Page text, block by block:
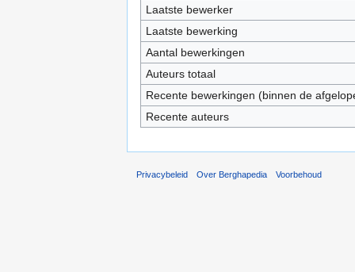
Laatste bewerker
Laatste bewerking
Aantal bewerkingen
Auteurs totaal
Recente bewerkingen (binnen de
Recente auteurs
Privacybeleid Over Berghapedia Voorbehoud